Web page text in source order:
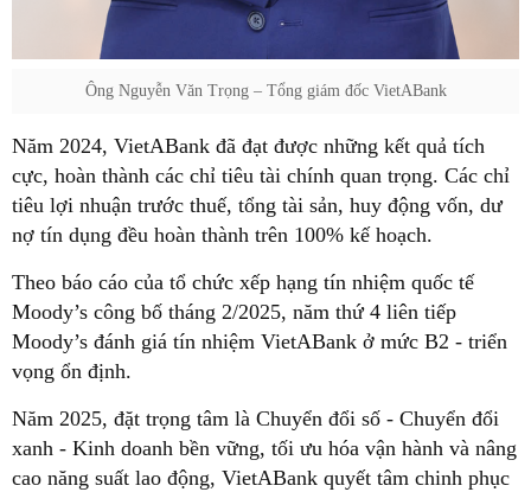
Ông Nguyễn Văn Trọng – Tổng giám đốc VietABank
Năm 2024, VietABank đã đạt được những kết quả tích
cực, hoàn thành các chỉ tiêu tài chính quan trọng. Các chỉ
tiêu lợi nhuận trước thuế, tổng tài sản, huy động vốn, dư
nợ tín dụng đều hoàn thành trên 100% kế hoạch.
Theo báo cáo của tổ chức xếp hạng tín nhiệm quốc tế
Moody’s công bố tháng 2/2025, năm thứ 4 liên tiếp
Moody’s đánh giá tín nhiệm VietABank ở mức B2 - triển
vọng ổn định.
Năm 2025, đặt trọng tâm là Chuyển đổi số - Chuyển đổi
xanh - Kinh doanh bền vững, tối ưu hóa vận hành và nâng
cao năng suất lao động, VietABank quyết tâm chinh phục